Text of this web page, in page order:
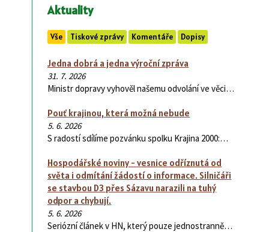
Aktuality
Vše Tiskové zprávy Komentáře Dopisy
Jedna dobrá a jedna výroční zpráva
31. 7. 2026
Ministr dopravy vyhověl našemu odvolání ve věci…
Pouť krajinou, která možná nebude
5. 6. 2026
S radostí sdílíme pozvánku spolku Krajina 2000:…
Hospodářské noviny - vesnice odříznutá od
světa i odmítání žádostí o informace. Silničáři
se stavbou D3 přes Sázavu narazili na tuhý
odpor a chybují.
5. 6. 2026
Seriózní článek v HN, který pouze jednostranně…